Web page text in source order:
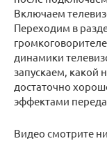
Включаем
Переходим в
динамики
запускаем, какой
достаточно
эффектами
Видео смотрите